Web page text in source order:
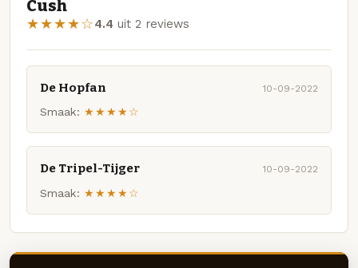
Cush
★★★★☆4.4 uit 2 reviews
De Hopfan 10-09-2022
Smaak: ★★★★☆
De Tripel-Tijger 10-09-2022
Smaak: ★★★★☆